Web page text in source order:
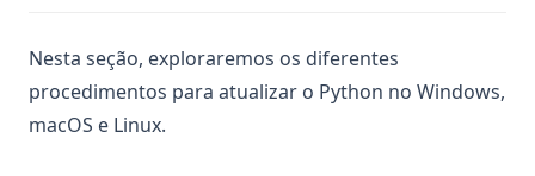
Guide
Sort Pandas DataFrame: Examples and Tips
Nesta seção, exploraremos os diferentes
procedimentos para atualizar o Python no Windows,
macOS e Linux.